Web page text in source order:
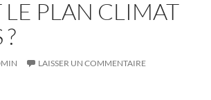
LE PLAN CLIMAT
LAISSER UN COMMENTAIRE